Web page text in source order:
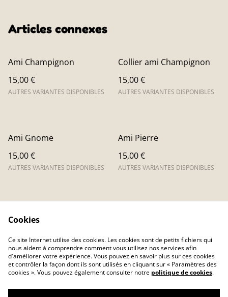
Articles connexes
Ami Champignon
15,00 €
AUTRES VARIANTES DISPONIBLES
Collier ami Champignon
15,00 €
AUTRES VARIANTES DISPONIBLES
Ami Gnome
15,00 €
AUTRES VARIANTES DISPONIBLES
Ami Pierre
15,00 €
AUTRES VARIANTES DISPONIBLES
Contactez-nous
Conditions
Politique de
confidentialité
Politique de cookies
Cookies
Ce site Internet utilise des cookies. Les cookies sont de petits fichiers qui
nous aident à comprendre comment vous utilisez nos services afin
d'améliorer votre expérience. Vous pouvez en savoir plus sur ces cookies
et contrôler la façon dont ils sont utilisés en cliquant sur « Paramètres des
cookies ». Vous pouvez également consulter notre politique de cookies.